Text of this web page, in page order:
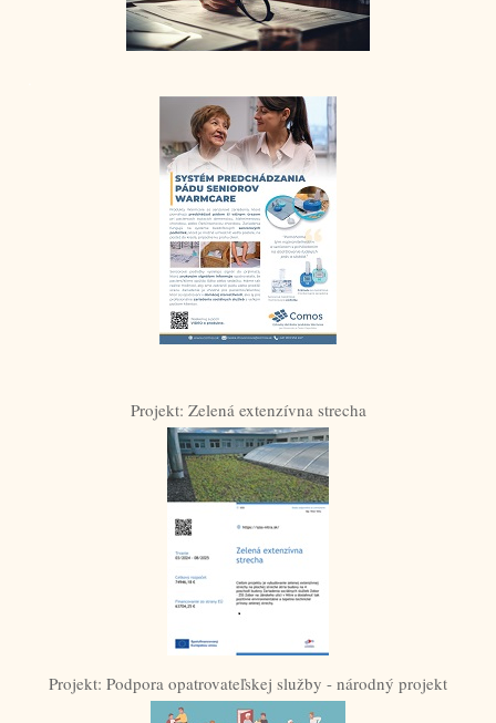
Projekt: Zelená extenzívna strecha
Projekt: Podpora opatrovateľskej služby - národný projekt